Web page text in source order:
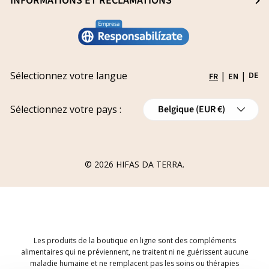
Recherche et innovation
Conviértete en distribuidor
Travailler avec nous
Politique de confidentialité
Politique de remboursement
Annulations
Laissez-nous ici votre réclamation
Suivi de votre réclamation
Sélectionnez votre langue FR | EN | DE
Sélectionnez votre pays :
Pays
Belgique (EUR €)
© 2026 HIFAS DA TERRA.
Les produits de la boutique en ligne sont des compléments
alimentaires qui ne préviennent, ne traitent ni ne guérissent aucune
maladie humaine et ne remplacent pas les soins ou thérapies